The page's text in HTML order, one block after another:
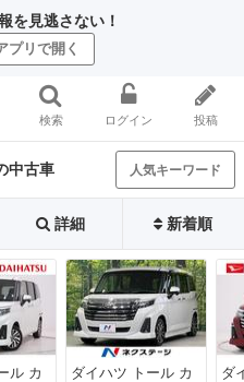
を見逃さない！
プリで開く
検索 ログイン 投稿
中古車 人気キーワード
詳細 新着順
ル カ
ダイハツ トール カ
ダ